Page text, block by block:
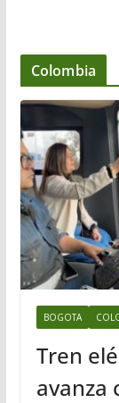
Colombia
BOGOTA
Tren
avanza